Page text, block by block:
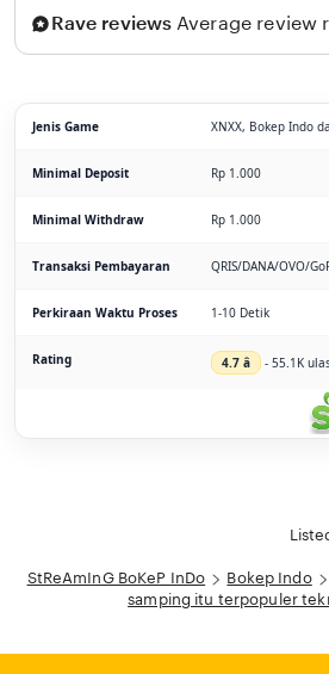
Rave reviews Average review
Jenis Game XNXX, Bokep Indo
Minimal Deposit Rp 1.000
Minimal Withdraw Rp 1.000
Transaksi Pembayaran QRIS/DANA/OVO/
Perkiraan Waktu Proses 1-10 Detik
Rating 4.7 â­ - 55.1K
StReAmInG BoKeP InDo
Bokep Indo
samping itu terpopuler